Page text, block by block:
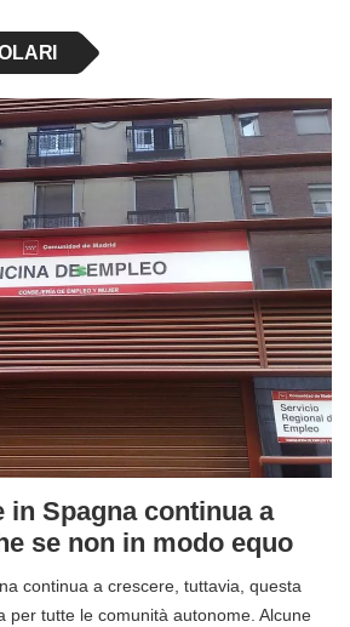
in Spagna continua a
se non in modo equo
continua a crescere, tuttavia, questa
per tutte le comunità autonome. Alcune